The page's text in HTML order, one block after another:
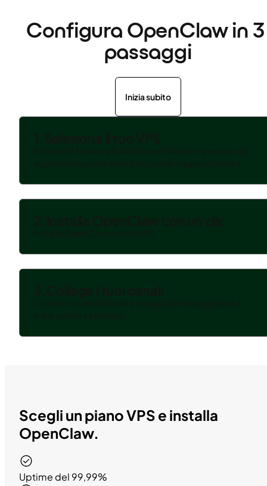
Configura OpenClaw in 3
passaggi
Inizia subito
Scegli un piano VPS e installa
OpenClaw.
Uptime del 99,99%